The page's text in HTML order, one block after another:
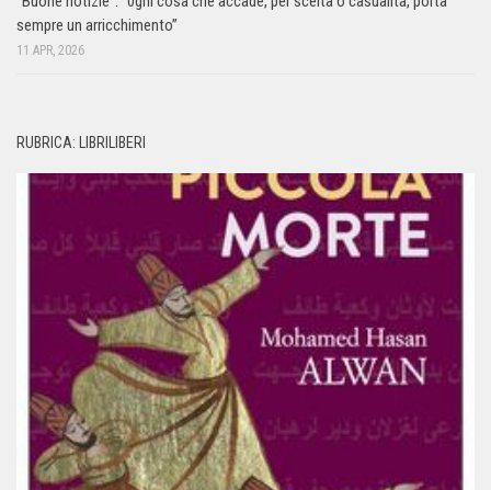
sempre un arricchimento”
11 APR, 2026
RUBRICA: LIBRILIBERI